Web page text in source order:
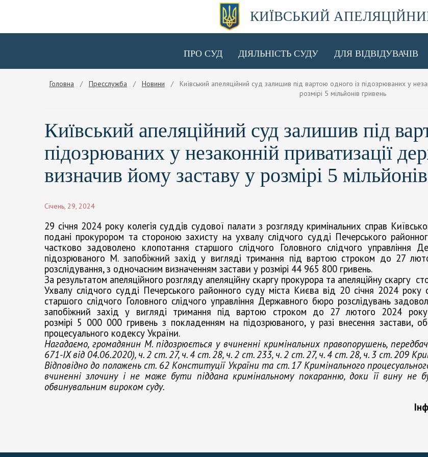
КИЇВСЬКИЙ
ПРО СУД ДІЯЛЬНІСТЬ СУДУ ДЛЯ ВІДВІДУВАЧІВ
Головна / Пресслужба / Новини / Київський апеляційний суд залишив під вартою одного із підозрюваних у
розмірі 5 мільйонів гривень
Київський апеляційний суд залишив під
підозрюваних у незаконній приватизації
визначив йому заставу у розмірі 5
Січень, 29, 2024
29 січня 2024 року колегія суддів судової палати з розгляду кримінальних справ
подані прокурором та стороною захисту на ухвалу слідчого судді Печерського
частково задоволено клопотання старшого слідчого Головного слідчого управління
підозрюваного М. запобіжний захід у вигляді тримання під вартою строком до 27
розслідування, з одночасним визначенням застави у розмірі 44 965 800 гривень.
За результатом апеляційного розгляду апеляційну скаргу прокурора та апеляційну скаргу
Ухвалу слідчого судді Печерського районного суду міста Києва від 20 січня 2024
старшого слідчого Головного слідчого управління Державного бюро розслідувань
запобіжний захід у вигляді тримання під вартою строком до 27 лютого 2024
розмірі 5 000 000 гривень з покладенням на підозрюваного, у разі внесення застави,
процесуального кодексу України.
Нагадаємо, громадянин М. підозрюється у вчиненні кримінальних правопорушень,
671-IX від 04.06.2020), ч. 2 ст. 27, ч. 4 ст. 28, ч. 2 ст. 233, ч. 2 ст. 27, ч. 4 ст. 28, ч. 3 ст. 209
Відповідно до положень ст. 62 Конституції України та ст. 17 Кримінального
вчиненні злочину і не може бути піддана кримінальному покаранню, доки її вину не
обвинувальним вироком суду.